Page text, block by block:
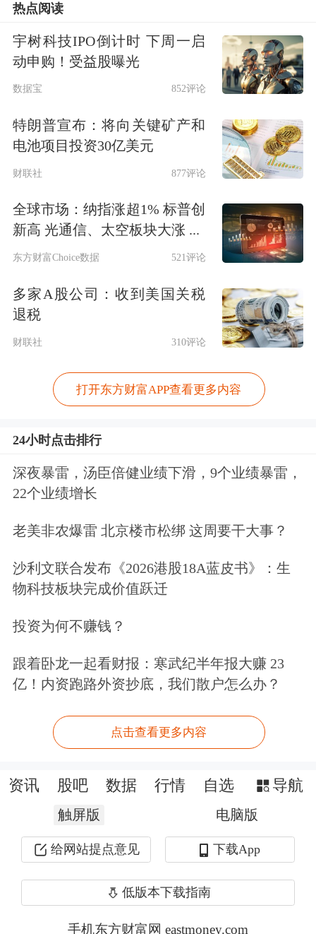
财产品踊跃申购的趋势，增加了对权益
类资产的配置。”一家股份行理财公司
的权益投资经理告诉记者。
记者从业内获悉，受益于权益市场亮眼
入，例如招银理财“全+福”多策略产品
系列9月25日保有规模突破3000亿元，
中国理财网数据显示，截至10月16日，
今年以来，华夏理财、中邮理财、民生
理财、青银理财、杭银理财、高盛
理财共发行13只权益类理财产品，去年
全年仅发行了2只。在今年新发的权益
为主流。
今年以来，多家理财公司表示，将通过
直接投资或以间接方式持续增持交易型
开放式指数基金（ETF），通过布局指
数策略、指数增强策略等各类含权类理
“我们以ETF为主要权益投资工具，同
时辅以个股直投、配置其他基金及委托
投资。去年以来，ETF已成为理财公司
布局权益市场的重要手段。在选择ETF
时，我们重点考量估值水平、市场风格
以及对后市的展望，目前以大盘价值类
ETF为主。”上述股份行理财公司权益
投资经理介绍道。
热点阅读
宇树科技IPO倒计时 下周一启
动申购！受益股曝光
数据宝 852评论
特朗普宣布：将向关键矿产和
电池项目投资30亿美元
财联社 877评论
全球市场：纳指涨超1% 标普创
新高 光通信、太空板块大涨 ...
东方财富Choice数据 521评论
多家A股公司：收到美国关税
退税
财联社 310评论
打开东方财富APP查看更多内容
24小时点击排行
深夜暴雷，汤臣倍健业绩下滑，9个业绩暴雷，
22个业绩增长
老美非农爆雷 北京楼市松绑 这周要干大事？
沙利文联合发布《2026港股18A蓝皮书》：生
物科技板块完成价值跃迁
投资为何不赚钱？
跟着卧龙一起看财报：寒武纪半年报大赚 23
亿！内资跑路外资抄底，我们散户怎么办？
点击查看更多内容
资讯 股吧 数据 行情 自选 导航
触屏版 电脑版
给网站提点意见 下载App
低版本下载指南
手机东方财富网 eastmoney.com